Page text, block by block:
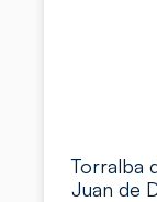
Torralba
Juan de